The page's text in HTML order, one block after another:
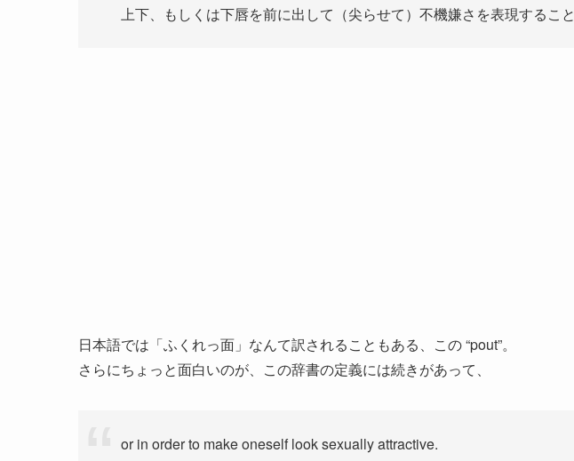
上下、もしくは下唇を前に出して（尖らせて）不機嫌さを表現すること
日本語では「ふくれっ面」なんて訳されることもある、この “pout”。
さらにちょっと面白いのが、この辞書の定義には続きがあって、
or in order to make oneself look sexually attractive.